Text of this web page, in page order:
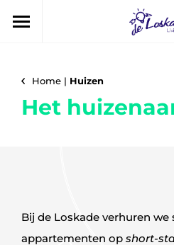
Home | Huizen
Het
Bij de Loskade verhuren we
appartementen op short-